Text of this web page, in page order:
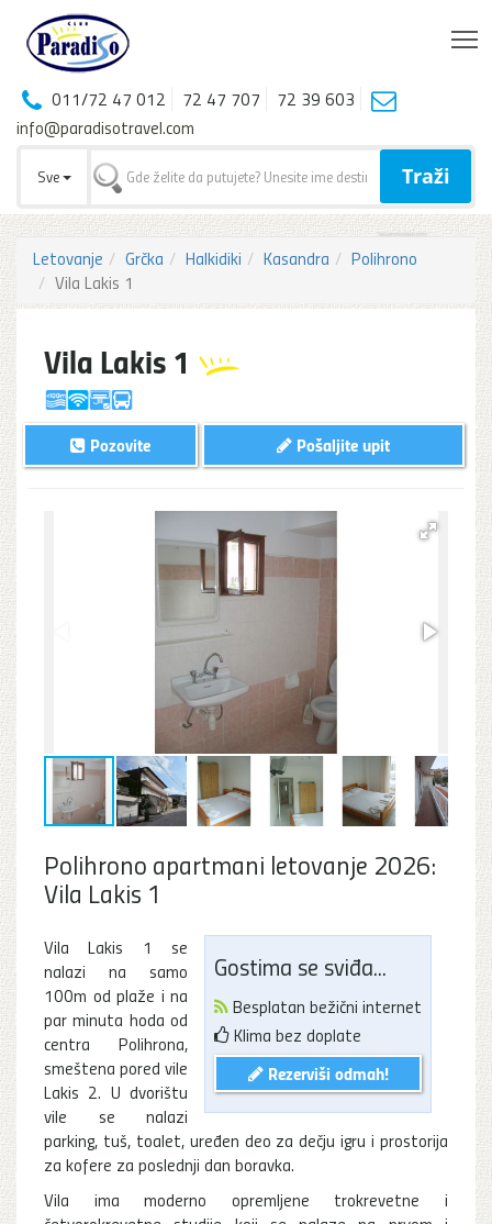
011/72 47 012 72 47 707
72 39 603
info@paradisotravel.com
Sve Traži
Letovanje Grčka Halkidiki Kasandra
Polihrono
Vila Lakis 1
Vila Lakis 1
Pošaljite upit
Pozovite
Polihrono apartmani letovanje 2026:
Vila Lakis 1
Gostima se sviđa...
Besplatan bežični internet
Klima bez doplate
Rezerviši odmah!
Vila Lakis 1 se
nalazi na samo
100m od plaže i na
par minuta hoda od
centra Polihrona,
smeštena pored vile
Lakis 2. U dvorištu
vile se nalazi
parking, tuš, toalet, uređen deo za dečju igru i prostorija
za kofere za poslednji dan boravka.
Vila ima moderno opremljene trokrevetne i